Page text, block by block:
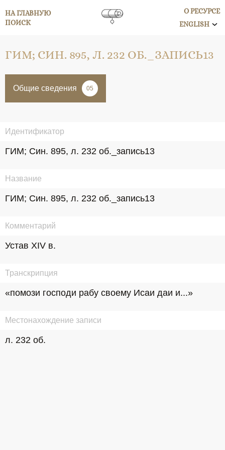
НА ГЛАВНУЮ
ПОИСК
О РЕСУРСЕ
ENGLISH
ГИМ; СИН. 895, Л. 232 ОБ._ЗАПИСЬ13
Общие сведения 05
Идентификатор
ГИМ; Син. 895, л. 232 об._запись13
Название
ГИМ; Син. 895, л. 232 об._запись13
Комментарий
Устав XIV в.
Транскрипция
«помози господи рабу своему Исаи даи и...»
Местонахождение записи
л. 232 об.